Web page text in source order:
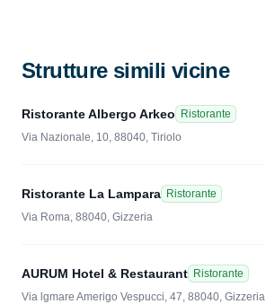
Strutture simili vicine
Ristorante Albergo Arkeo
Ristorante
Via Nazionale, 10, 88040, Tiriolo
Ristorante La Lampara Ristorante
Via Roma, 88040, Gizzeria
AURUM Hotel & Restaurant Ristorante
Via lgmare Amerigo Vespucci, 47, 88040, Gizzeria